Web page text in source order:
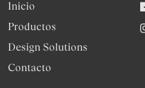
Inicio
Productos
Design Solutions
Contacto